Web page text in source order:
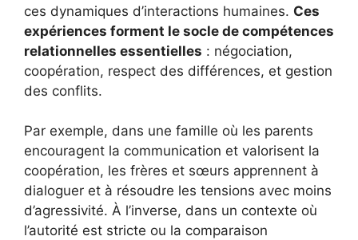
ces dynamiques d’interactions humaines. Ces
expériences forment le socle de compétences
relationnelles essentielles : négociation,
coopération, respect des différences, et gestion
des conflits.
Par exemple, dans une famille où les parents
encouragent la communication et valorisent la
coopération, les frères et sœurs apprennent à
dialoguer et à résoudre les tensions avec moins
d’agressivité. À l’inverse, dans un contexte où
l’autorité est stricte ou la comparaison